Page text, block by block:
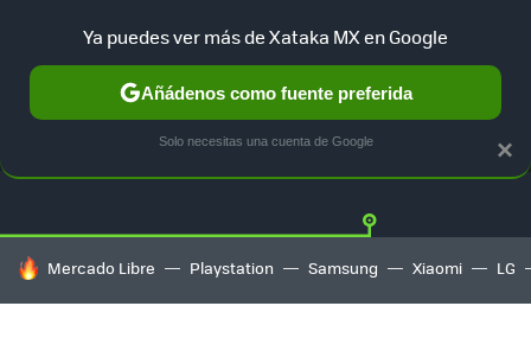
GUÍA DE COMPRAS MERCADO LIBRE
HOY SE HABLA DE
Mercado Libre Playstation Samsung Xiaomi LG
×
Ya puedes ver más de Xataka MX en Google
Añádenos como fuente preferida
Solo necesitas una cuenta de Google